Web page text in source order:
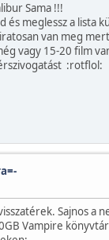
Sama !!!
és meglessz a lista
van meg
vagy 15-20 film
:rotflol:
Sajnos a
Vampire